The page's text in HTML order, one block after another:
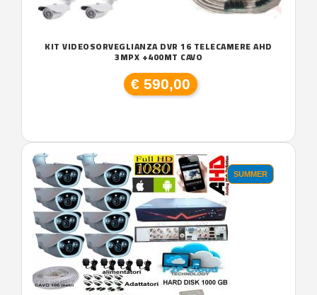
KIT VIDEOSORVEGLIANZA DVR 16 TELECAMERE AHD
3MPX +400MT CAVO
€ 590,00
SUMMER